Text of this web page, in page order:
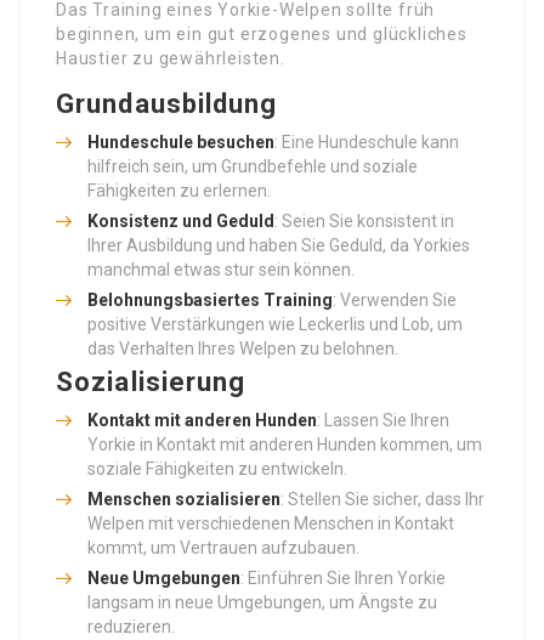
Das Training eines Yorkie-Welpen sollte früh
beginnen, um ein gut erzogenes und glückliches
Haustier zu gewährleisten.
Grundausbildung
Hundeschule besuchen: Eine Hundeschule kann
hilfreich sein, um Grundbefehle und soziale
Fähigkeiten zu erlernen.
Konsistenz und Geduld : Seien Sie konsistent in
Ihrer Ausbildung und haben Sie Geduld, da Yorkies
manchmal etwas stur sein können.
Belohnungsbasiertes Training: Verwenden Sie
positive Verstärkungen wie Leckerlis und Lob, um
das Verhalten Ihres Welpen zu belohnen.
Sozialisierung
Kontakt mit anderen Hunden: Lassen Sie Ihren
Yorkie in Kontakt mit anderen Hunden kommen, um
soziale Fähigkeiten zu entwickeln.
Menschen sozialisieren: Stellen Sie sicher, dass Ihr
Welpen mit verschiedenen Menschen in Kontakt
kommt, um Vertrauen aufzubauen.
Neue Umgebungen: Einführen Sie Ihren Yorkie
langsam in neue Umgebungen, um Ängste zu
reduzieren.